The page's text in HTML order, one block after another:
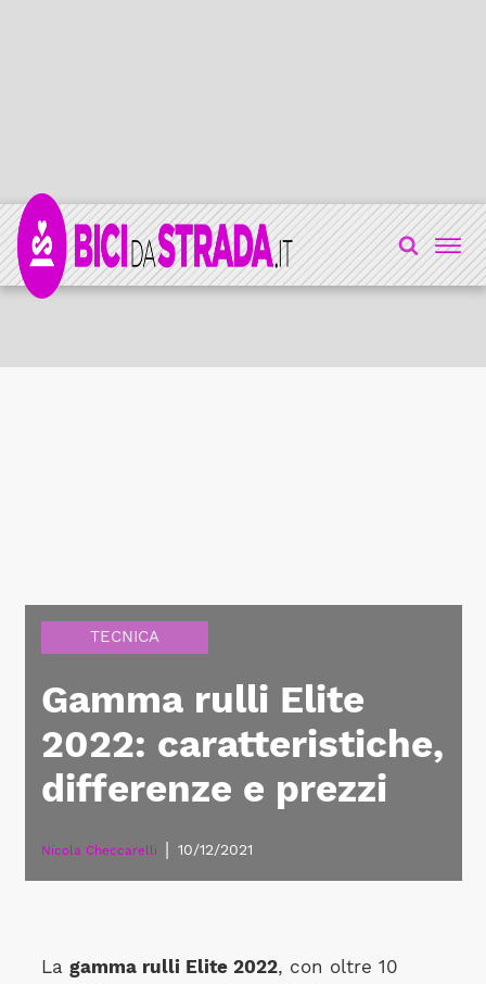
TECNICA
Gamma rulli Elite
2022: caratteristiche,
differenze e prezzi
Nicola Checcarelli 10/12/2021
La gamma rulli Elite 2022, con oltre 10